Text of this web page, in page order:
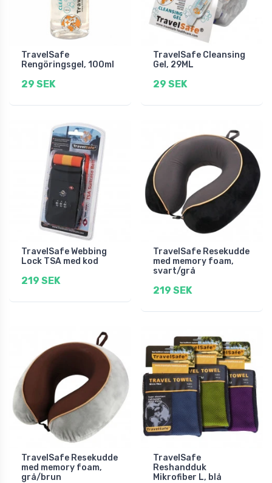
TravelSafe
Rengöringsgel, 100ml
29 SEK
TravelSafe Cleansing
Gel, 29ML
29 SEK
TravelSafe Webbing
Lock TSA med kod
219 SEK
TravelSafe Resekudde
med memory foam,
svart/grå
219 SEK
TravelSafe Resekudde
med memory foam,
grå/brun
TravelSafe
Reshandduk
Mikrofiber L, blå